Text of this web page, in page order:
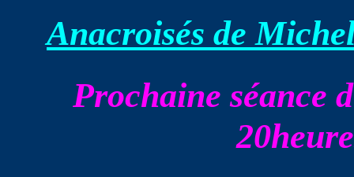
Anacroisés de
Prochaine séance